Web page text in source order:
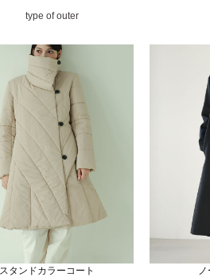
type of outer
スタンドカラーコート